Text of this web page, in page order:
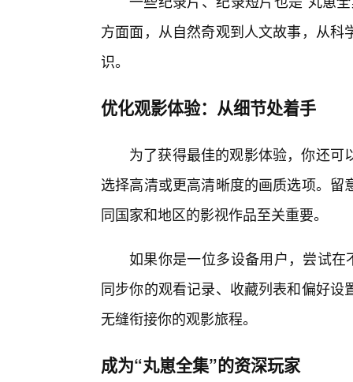
方面面，从自然奇观到人文故事，从
识。
优化观影体验：从细节处着手
为了获得最佳的观影体验，你还
选择高清或更高清晰度的画质选项。
同国家和地区的影视作品至关重要。
如果你是一位多设备用户，尝试在
同步你的观看记录、收藏列表和偏好
无缝衔接你的观影旅程。
成为“丸崽全集”的资深玩家